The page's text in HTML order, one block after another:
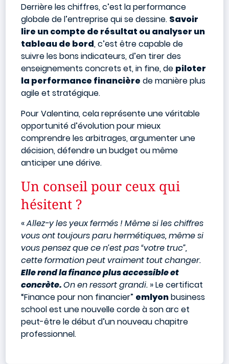
Derrière les chiffres, c’est la performance
globale de l’entreprise qui se dessine. Savoir
lire un compte de résultat ou analyser un
tableau de bord, c’est être capable de
suivre les bons indicateurs, d’en tirer des
enseignements concrets et, in fine, de piloter
la performance financière de manière plus
agile et stratégique.
Pour Valentina, cela représente une véritable
opportunité d’évolution pour mieux
comprendre les arbitrages, argumenter une
décision, défendre un budget ou même
anticiper une dérive.
Un conseil pour ceux qui
hésitent ?
«Allez-y les yeux fermés ! Même si les chiffres
vous ont toujours paru hermétiques, même si
vous pensez que ce n’est pas “votre truc”,
cette formation peut vraiment tout changer.
Elle rend la finance plus accessible et
concrète.On en ressort grandi. » Le certificat
“Finance pour non financier” emlyonbusiness
school est une nouvelle corde à son arc et
peut-être le début d’un nouveau chapitre
professionnel.